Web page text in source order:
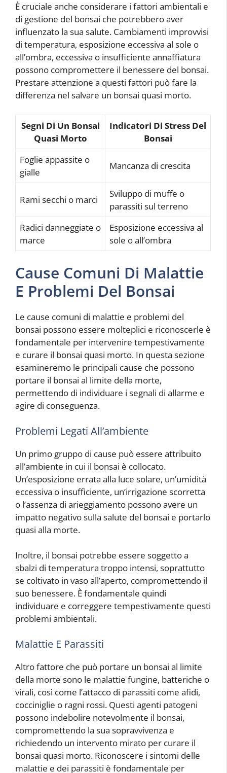
È cruciale anche considerare i fattori ambientali e
di gestione del bonsai che potrebbero aver
influenzato la sua salute. Cambiamenti improvvisi
di temperatura, esposizione eccessiva al sole o
all’ombra, eccessiva o insufficiente annaffiatura
possono compromettere il benessere del bonsai.
Prestare attenzione a questi fattori può fare la
differenza nel salvare un bonsai quasi morto.
Segni Di Un Bonsai
Quasi Morto
Indicatori Di Stress Del
Bonsai
Foglie appassite o
gialle
Mancanza di crescita
Rami secchi o marci
Sviluppo di muffe o
parassiti sul terreno
Radici danneggiate o
marce
Esposizione eccessiva al
sole o all’ombra
Cause Comuni Di Malattie
E Problemi Del Bonsai
Le cause comuni di malattie e problemi del
bonsai possono essere molteplici e riconoscerle è
fondamentale per intervenire tempestivamente
e curare il bonsai quasi morto. In questa sezione
esamineremo le principali cause che possono
portare il bonsai al limite della morte,
permettendo di individuare i segnali di allarme e
agire di conseguenza.
Problemi Legati All’ambiente
Un primo gruppo di cause può essere attribuito
all’ambiente in cui il bonsai è collocato.
Un’esposizione errata alla luce solare, un’umidità
eccessiva o insufficiente, un’irrigazione scorretta
o l’assenza di arieggiamento possono avere un
impatto negativo sulla salute del bonsai e portarlo
quasi alla morte.
Inoltre, il bonsai potrebbe essere soggetto a
sbalzi di temperatura troppo intensi, soprattutto
se coltivato in vaso all’aperto, compromettendo il
suo benessere. È fondamentale quindi
individuare e correggere tempestivamente questi
problemi ambientali.
Malattie E Parassiti
Altro fattore che può portare un bonsai al limite
della morte sono le malattie fungine, batteriche o
virali, così come l’attacco di parassiti come afidi,
cocciniglie o ragni rossi. Questi agenti patogeni
possono indebolire notevolmente il bonsai,
compromettendo la sua sopravvivenza e
richiedendo un intervento mirato per curare il
bonsai quasi morto. Riconoscere i sintomi delle
malattie e dei parassiti è fondamentale per